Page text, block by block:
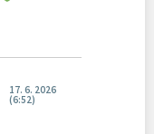
17. 6. 2026
(6:52)